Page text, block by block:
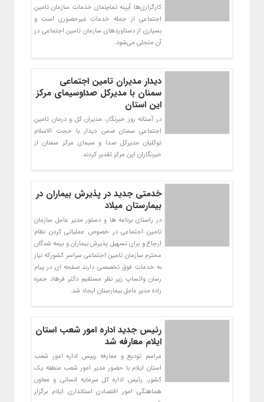
کارگزاری‌ها آیینه تمام‌نمای خدمات سازمان تامین
اجتماعی از جمله خدمات غیرحضوری است و
بسیاری از دستاوردهای سازمان تامین اجتماعی در
آن متجلی می‌شود.
دیدار مدیران تامین اجتماعی
سمنان با مدیرکل صداوسیمای مرکز
این استان
در آستانه روز خبرنگار، مدیران کل و درمان تامین
اجتماعی سمنان ضمن دیدار با حجت الاسلام
توکلیان مدیرکل صدا و سیمای مرکز سمنان از
خبرنگاران این مرکز تقدیر کردند.
خدمتی جدید در پذیرش بیماران در
بیمارستان میلاد
در راستای برنامه ها و دستور مدیر عامل سازمان
تامین اجتماعی در خصوص عملیاتی کردن نظام
ارجاع و برای تسهیل پذیرش بیماران و بیمه شدگان
محترم سازمان تامین اجتماعی سراسر کشورکه نیاز
به خدمات فوق تخصصی دارند صفحه ای در پیام
رسان واتساپ زیر نظر مستقیم دکتر فرهاد حمزه
زاده مدیر عامل بیمارستان ایجاد شد.
رئیس جدید اداره امور شعب استان
ایلام معارفه شد
مراسم تودیع و معارفه رییس اداره امور شعب
استان ایلام با حضور مدیر امور شعب منطقه یک
کشور، رئیس اداره کل سرمایه انسانی و معاون
هماهنگی امور اقتصادی استانداری ایلام برگزار